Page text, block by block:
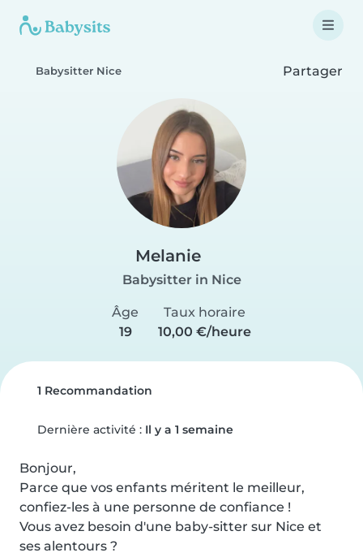
Babysitter Nice Partager
Melanie
Babysitter in Nice
Âge
19
Taux horaire
10,00 €/heure
1 Recommandation
Dernière activité : Il y a 1 semaine
Bonjour,
Parce que vos enfants méritent le meilleur,
confiez-les à une personne de confiance !
Vous avez besoin d'une baby-sitter sur Nice et
ses alentours ?